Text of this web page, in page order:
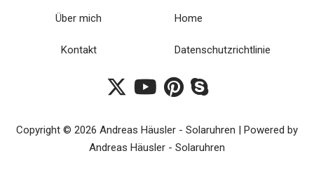
Über mich
Kontakt
Home
Datenschutzrichtlinie
Copyright © 2026 Andreas Häusler - Solaruhren | Powered by
Andreas Häusler - Solaruhren